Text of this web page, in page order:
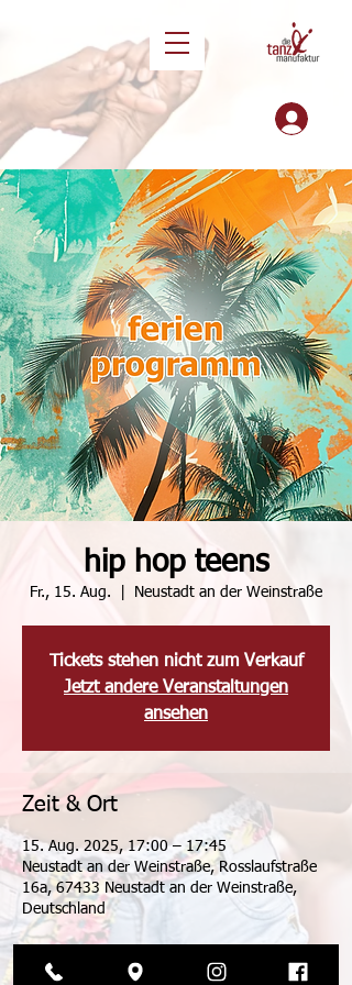
hip hop teens
Fr., 15. Aug. Neustadt an der Weinstraße
Tickets stehen nicht zum Verkauf
Jetzt andere Veranstaltungen
ansehen
Zeit & Ort
15. Aug. 2025, 17:00 – 17:45
Neustadt an der Weinstraße, Rosslaufstraße
16a, 67433 Neustadt an der Weinstraße,
Deutschland